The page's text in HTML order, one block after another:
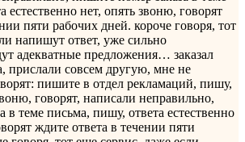
естественно нет, опять звоню, говорят
пяти рабочих дней. короче говоря, тот
напишут ответ, уже сильно
адекватные предложения… заказал
прислали совсем другую, мне не
пишите в отдел рекламаций, пишу,
говорят, написали неправильно,
в теме письма, пишу, ответа естественно
ждите ответа в течении пяти